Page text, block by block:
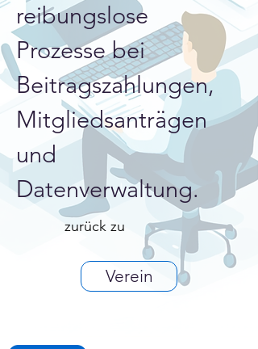
reibungslose
Prozesse bei
Beitragszahlungen,
Mitgliedsanträgen
und
Datenverwaltung.
zurück zu
Verein